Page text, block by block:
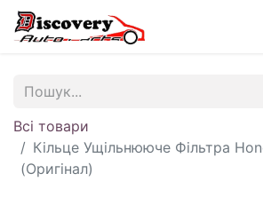
Всі товари
Кільце Ущільнююче Фільтра
(Оригінал)